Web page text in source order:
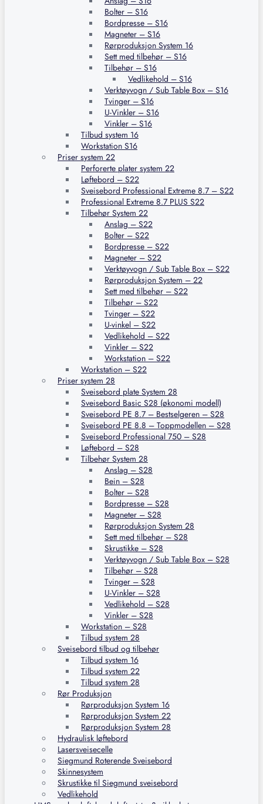
Bolter – S16
Bordpresse – S16
Magneter – S16
Rørproduksjon System 16
Sett med tilbehør – S16
Tilbehør – S16
Vedlikehold – S16
Verktøyvogn / Sub Table Box – S16
Tvinger – S16
U-Vinkler – S16
Vinkler – S16
Tilbud system 16
Workstation S16
Priser system 22
Perforerte plater system 22
Løftebord – S22
Sveisebord Professional Extreme 8.7 – S22
Professional Extreme 8.7 PLUS S22
Tilbehør System 22
Anslag – S22
Bolter – S22
Bordpresse – S22
Magneter – S22
Verktøyvogn / Sub Table Box – S22
Rørproduksjon System – 22
Sett med tilbehør – S22
Tilbehør – S22
Tvinger – S22
U-vinkel – S22
Vedlikehold – S22
Vinkler – S22
Workstation – S22
Workstation – S22
Priser system 28
Sveisebord plate System 28
Sveisebord Basic S28 (økonomi modell)
Sveisebord PE 8.7 – Bestselgeren – S28
Sveisebord PE 8.8 – Toppmodellen – S28
Sveisebord Professional 750 – S28
Løftebord – S28
Tilbehør System 28
Anslag – S28
Bein – S28
Bolter – S28
Bordpresse – S28
Magneter – S28
Rørproduksjon System 28
Sett med tilbehør – S28
Skrustikke – S28
Verktøyvogn / Sub Table Box – S28
Tilbehør – S28
Tvinger – S28
U-Vinkler – S28
Vedlikehold – S28
Vinkler – S28
Workstation – S28
Tilbud system 28
Sveisebord tilbud og tilbehør
Tilbud system 16
Tilbud system 22
Tilbud system 28
Rør Produksjon
Rørproduksjon System 16
Rørproduksjon System 22
Rørproduksjon System 28
Hydraulisk løftebord
Lasersveisecelle
Siegmund Roterende Sveisebord
Skinnesystem
Skrustikke til Siegmund sveisebord
Vedlikehold